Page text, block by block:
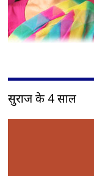
सुराज के 4 साल